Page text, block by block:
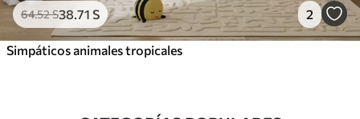
64.52S38 .71 S 2
Simpáticos animales tropicales